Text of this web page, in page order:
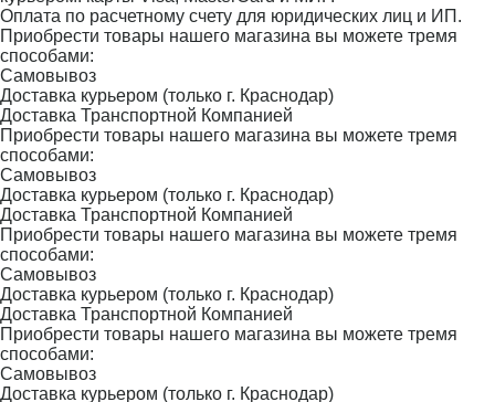
Оплата по расчетному счету для юридических лиц и ИП.
Приобрести товары нашего магазина вы можете тремя
способами:
Самовывоз
Доставка курьером (только г. Краснодар)
Доставка Транспортной Компанией
Приобрести товары нашего магазина вы можете тремя
способами:
Самовывоз
Доставка курьером (только г. Краснодар)
Доставка Транспортной Компанией
Приобрести товары нашего магазина вы можете тремя
способами:
Самовывоз
Доставка курьером (только г. Краснодар)
Доставка Транспортной Компанией
Приобрести товары нашего магазина вы можете тремя
способами:
Самовывоз
Доставка курьером (только г. Краснодар)